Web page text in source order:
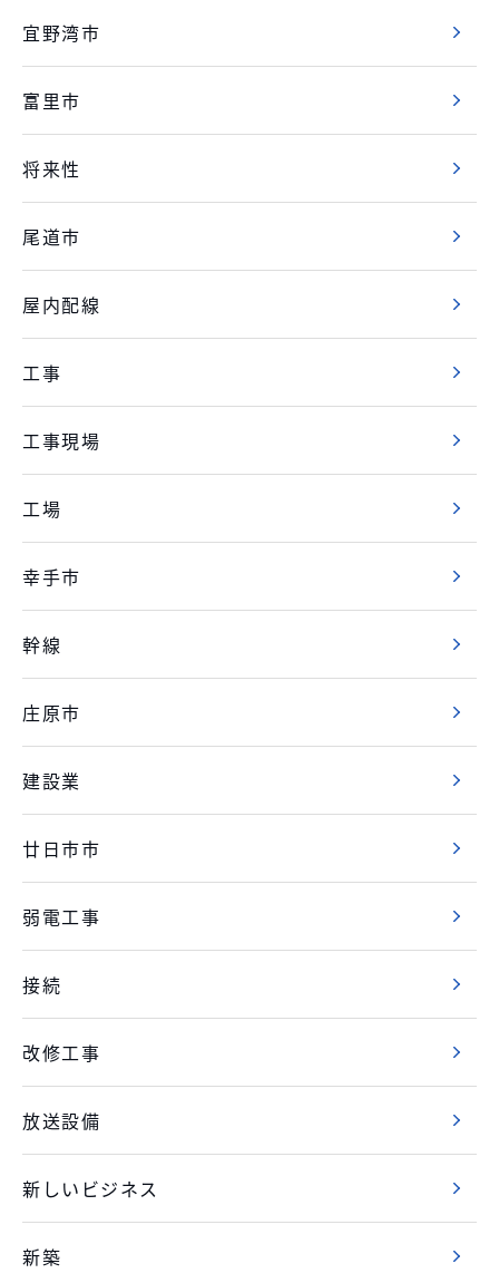
宜野湾市
富里市
将来性
尾道市
屋内配線
工事
工事現場
工場
幸手市
幹線
庄原市
建設業
廿日市市
弱電工事
接続
改修工事
放送設備
新しいビジネス
新築